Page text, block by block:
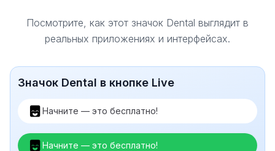
Посмотрите, как этот значок Dental выглядит в
реальных приложениях и интерфейсах.
Значок Dental в кнопке Live
Начните — это бесплатно!
Начните — это бесплатно!